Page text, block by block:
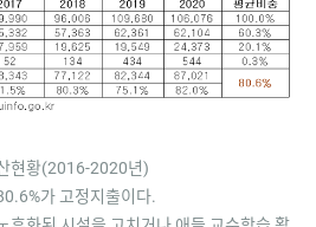
현황(2016-2020년)
가 고정지출이다.